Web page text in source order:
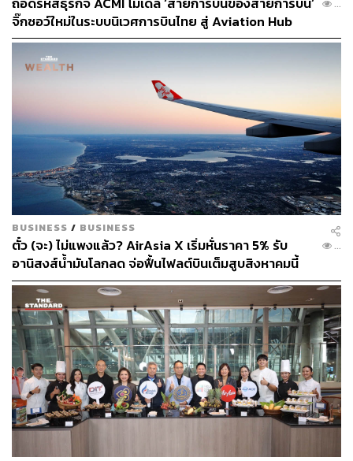
LOADING...
ABOUT THE AUTHOR
พลอยจันทร์ สุขคง
Senior Content Creator ประจำกองไลฟ์สไตล์
สำนักข่าว THE STANDARD
จิ๊กซอว์ใหม่ในระบบนิเวศการบินไทย สู่ Aviation Hub
ของภูมิภาค
...
BUSINESS / BUSINESS
ตั๋ว (จะ) ไม่แพงแล้ว? AirAsia X เริ่มหั่นราคา 5% รับ
อานิสงส์น้ำมันโลกลด จ่อฟื้นไฟลต์บินเต็มสูบสิงหาคมนี้
...